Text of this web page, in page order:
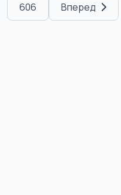
606 Вперед